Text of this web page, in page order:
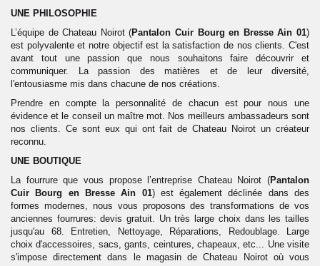
UNE PHILOSOPHIE
L’équipe de Chateau Noirot (Pantalon Cuir Bourg en Bresse Ain 01)
est polyvalente et notre objectif est la satisfaction de nos clients. C'est
avant tout une passion que nous souhaitons faire découvrir et
communiquer. La passion des matières et de leur diversité,
l'entousiasme mis dans chacune de nos créations.
Prendre en compte la personnalité de chacun est pour nous une
évidence et le conseil un maître mot. Nos meilleurs ambassadeurs sont
nos clients. Ce sont eux qui ont fait de Chateau Noirot un créateur
reconnu.
UNE BOUTIQUE
La fourrure que vous propose l’entreprise Chateau Noirot (Pantalon
Cuir
Bourg en Bresse Ain 01) est également déclinée dans des
formes modernes, nous vous proposons des transformations de vos
anciennes fourrures: devis gratuit. Un très large choix dans les tailles
jusqu'au 68. Entretien, Nettoyage, Réparations, Redoublage. Large
choix d'accessoires, sacs, gants, ceintures, chapeaux, etc... Une visite
s'impose directement dans le magasin de Chateau Noirot où vous